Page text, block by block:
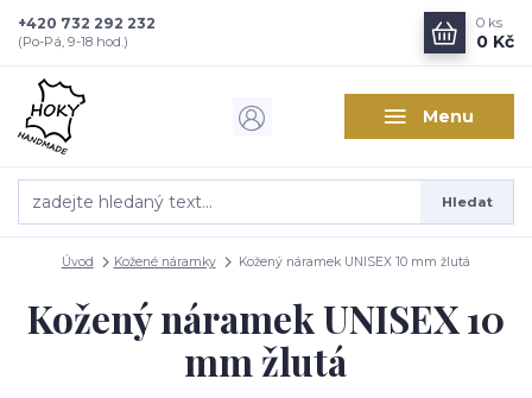
Menu
Hledat
+420 732 292 232
(Po-Pá, 9-18 hod.)
0 ks
0 Kč
Úvod Kožené náramky Kožený náramek UNISEX 10 mm žlutá
Kožený náramek UNISEX 10
mm žlutá